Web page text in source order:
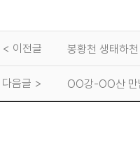
< 이전글 봉황천 생태하
다음글 > OO강-OO산 만